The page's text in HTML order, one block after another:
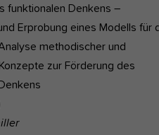
funktionalen Denkens –
Erprobung eines Modells für
methodischer und
zur Förderung des